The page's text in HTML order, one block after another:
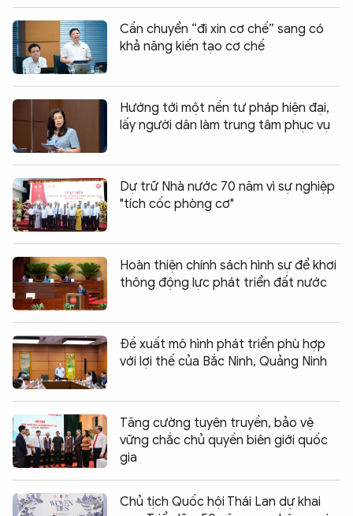
Cần chuyển “đi xin cơ chế” sang có
khả năng kiến tạo cơ chế
Hướng tới một nền tư pháp hiện đại,
lấy người dân làm trung tâm phục vụ
Dự trữ Nhà nước 70 năm vì sự nghiệp
"tích cốc phòng cơ"
Hoàn thiện chính sách hình sự để khơi
thông động lực phát triển đất nước
Đề xuất mô hình phát triển phù hợp
với lợi thế của Bắc Ninh, Quảng Ninh
Tăng cường tuyên truyền, bảo vệ
vững chắc chủ quyền biên giới quốc
gia
Chủ tịch Quốc hội Thái Lan dự khai